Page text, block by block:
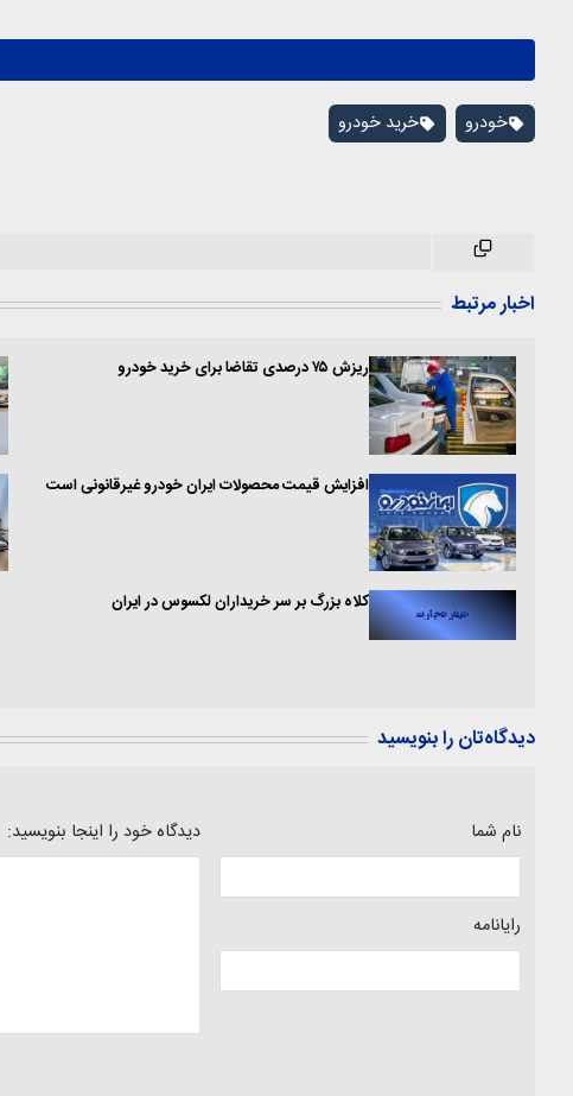
خودرو خرید خودرو
اخبار مرتبط
ریزش ۷۵ درصدی تقاضا برای خرید خودرو
افزایش قیمت محصولات ایران خودرو غیرقانونی است
کلاه بزرگ بر سر خریداران لکسوس در ایران
دیدگاه‌تان را بنویسید
نام شما
رایانامه
دیدگاه خود را اینجا بنویسید: